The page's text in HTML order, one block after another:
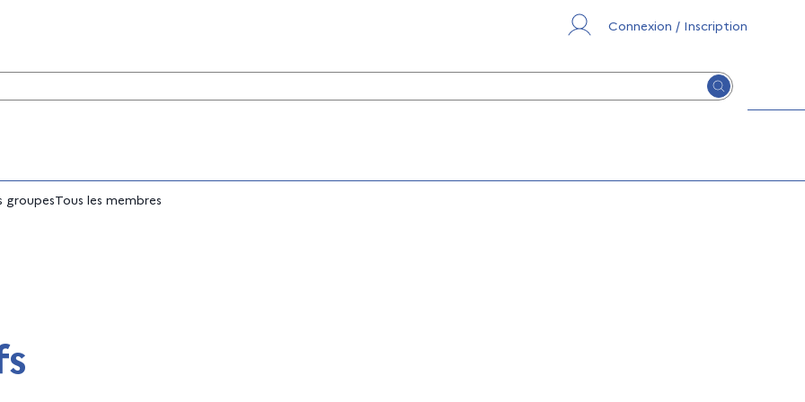
Connexion / Inscription
groupesTous les membres
Lancer la